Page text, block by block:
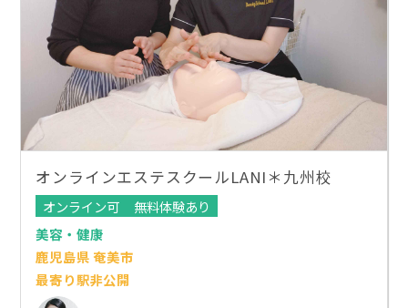
オンラインエステスクールLANI＊九州校
オンライン可
無料体験あり
美容・健康
鹿児島県 奄美市
最寄り駅非公開